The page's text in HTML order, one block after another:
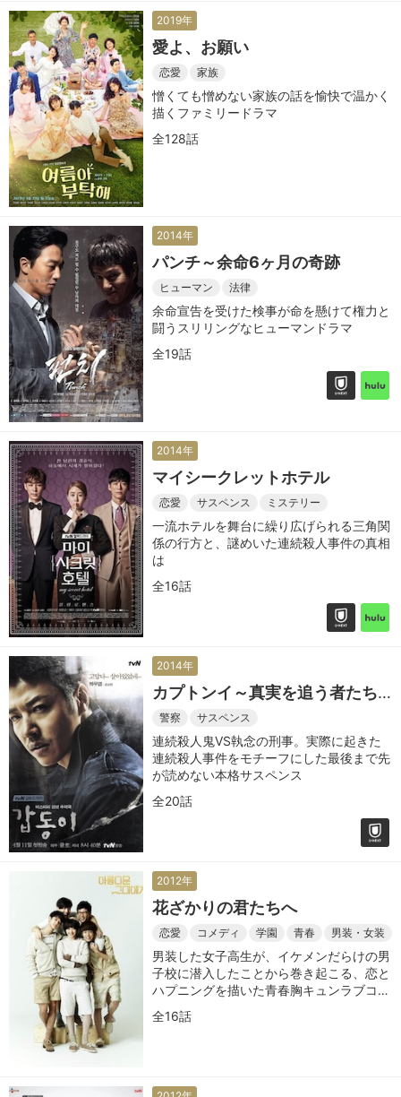
2019年
愛よ、お願い
恋愛 家族
憎くても憎めない家族の話を愉快で温かく
描くファミリードラマ
全128話
2014年
パンチ～余命6ヶ月の奇跡
ヒューマン 法律
余命宣告を受けた検事が命を懸けて権力と
闘うスリリングなヒューマンドラマ
全19話
2014年
マイシークレットホテル
恋愛 サスペンス ミステリー
一流ホテルを舞台に繰り広げられる三角関
係の行方と、謎めいた連続殺人事件の真相
は
全16話
2014年
カプトンイ～真実を追う者たち
～
警察 サスペンス
連続殺人鬼VS執念の刑事。実際に起きた
連続殺人事件をモチーフにした最後まで先
が読めない本格サスペンス
全20話
2012年
花ざかりの君たちへ
恋愛 コメディ 学園 青春 男装・女装
男装した女子高生が、イケメンだらけの男
子校に潜入したことから巻き起こる、恋と
ハプニングを描いた青春胸キュンラブコメ
ディ
全16話